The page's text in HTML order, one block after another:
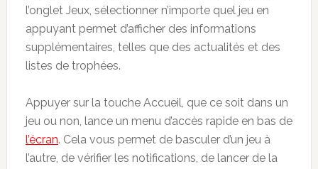
l’onglet Jeux, sélectionner n’importe quel jeu en
appuyant permet d’afficher des informations
supplémentaires, telles que des actualités et des
listes de trophées.
Appuyer sur la touche Accueil, que ce soit dans un
jeu ou non, lance un menu d’accès rapide en bas de
l’écran. Cela vous permet de basculer d’un jeu à
l’autre, de vérifier les notifications, de lancer de la